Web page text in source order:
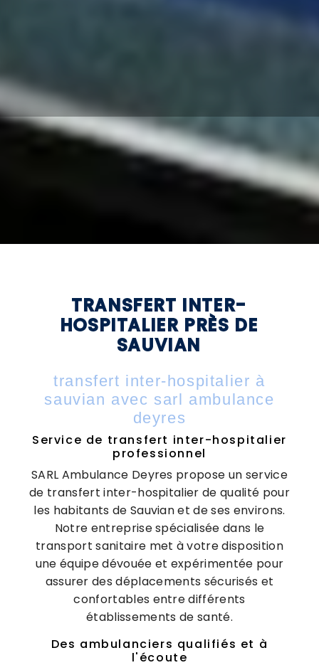
TRANSFERT INTER-
HOSPITALIER PRÈS DE
SAUVIAN
transfert inter-hospitalier à
sauvian avec sarl ambulance
deyres
Service de transfert inter-hospitalier
professionnel
SARL Ambulance Deyres propose un service
de transfert inter-hospitalier de qualité pour
les habitants de Sauvian et de ses environs.
Notre entreprise spécialisée dans le
transport sanitaire met à votre disposition
une équipe dévouée et expérimentée pour
assurer des déplacements sécurisés et
confortables entre différents
établissements de santé.
Des ambulanciers qualifiés et à
l'écoute